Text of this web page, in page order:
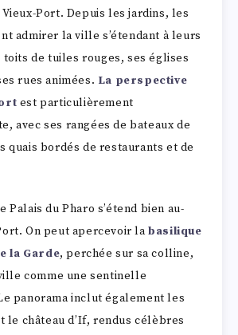
Port. Depuis les jardins, les
admirer la ville s’étendant à leurs
toits de tuiles rouges, ses églises
rues animées. La perspective
est particulièrement
avec ses rangées de bateaux de
quais bordés de restaurants et de
Palais du Pharo s’étend bien au-
On peut apercevoir labasilique
la Garde, perchée sur sa colline,
comme une sentinelle
panorama inclut également les
le château d’If, rendus célèbres